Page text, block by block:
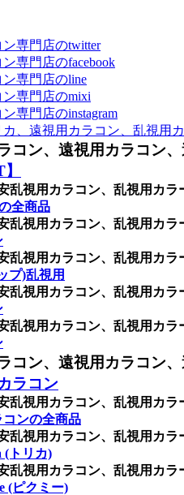
専門店のtwitter
専門店のfacebook
専門店のline
専門店のmixi
専門店のinstagram
、遠視用カラコン、乱視用
ン、遠視用カラコン
視用カラコン、乱視用カ
全商品
視用カラコン、乱視用カ
視用カラコン、乱視用カ
プ)乱視用
視用カラコン、乱視用カ
視用カラコン、乱視用カ
ン、遠視用カラコン
ラコン
視用カラコン、乱視用カ
ンの全商品
視用カラコン、乱視用カ
(トリカ)
視用カラコン、乱視用カ
(ピクミー)